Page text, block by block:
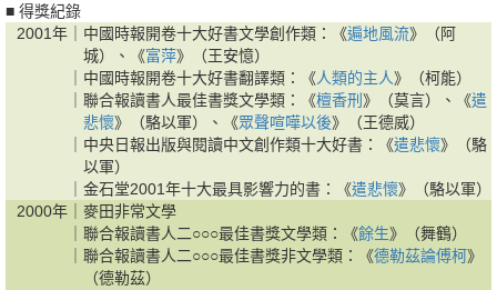
■ 得獎紀錄
2001年｜ 中國時報開卷十大好書文學創作類：《遍地風流》（阿
城）、《富萍》（王安憶）
中國時報開卷十大好書翻譯類：《人類的主人》（柯能）
聯合報讀書人最佳書獎文學類：《檀香刑 》（莫言）、《遣
悲懷》（駱以軍）、《眾聲喧嘩以後》（王德威）
中央日報出版與閱讀中文創作類十大好書：《遣悲懷》（駱
以軍）
金石堂2001年十大最具影響力的書：《遣悲懷》（駱以軍）
2000年｜ 麥田非常文學
聯合報讀書人二○○○最佳書獎文學類：《餘生》（舞鶴）
聯合報讀書人二○○○最佳書獎非文學類：《德勒茲論傅柯》
（德勒茲）